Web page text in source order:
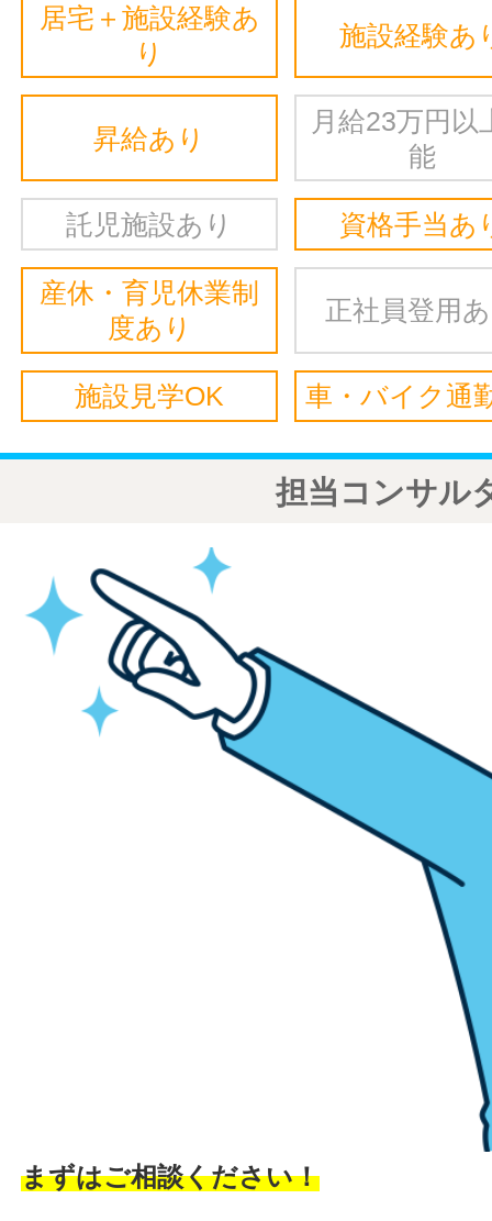
居宅＋施設経験あ
り
施設経験あ
昇給あり
月給23万円以
能
託児施設あり 資格手当あ
産休・育児休業制
度あり
正社員登用
施設見学OK 車・バイク通
担当コンサル
まずはご相談ください！